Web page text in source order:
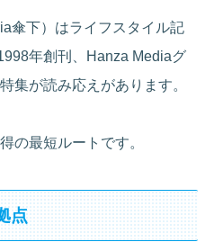
傘下）はライフスタイル記
年創刊、Hanza Mediaグ
集が読み応えがあります。
の最短ルートです。
点